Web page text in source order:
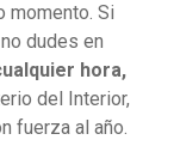
momento. Si
dudes en
hora,
del Interior,
fuerza al año.